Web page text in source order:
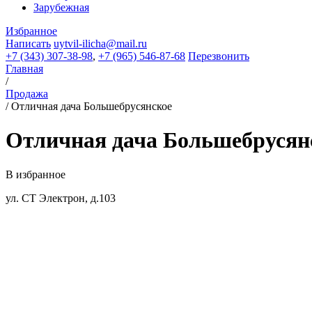
Зарубежная
Избранное
Написать uytvil-ilicha@mail.ru
+7 (343) 307-38-98, +7 (965) 546-87-68 Перезвонить
Главная
/
Продажа
/Отличная дача Большебрусянское
Отличная дача
В избранное
ул. СТ Электрон, д.103